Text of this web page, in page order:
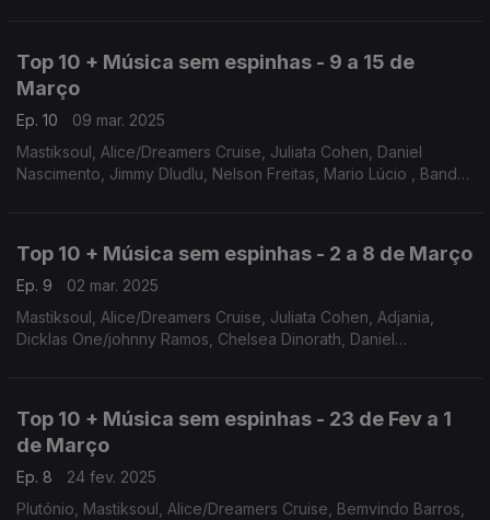
Top 10 + Música sem espinhas - 9 a 15 de
Março
Ep. 10
09 mar. 2025
Mastiksoul, Alice/Dreamers Cruise, Juliata Cohen, Daniel
Nascimento, Jimmy Dludlu, Nelson Freitas, Mario Lúcio , Banda
Top 10 + Música sem espinhas - 2 a 8 de Março
Ep. 9
02 mar. 2025
Mastiksoul, Alice/Dreamers Cruise, Juliata Cohen, Adjania,
Dicklas One/johnny Ramos, Chelsea Dinorath, Daniel
Top 10 + Música sem espinhas - 23 de Fev a 1
de Março
Ep. 8
24 fev. 2025
Plutónio, Mastiksoul, Alice/Dreamers Cruise, Bemvindo Barros,